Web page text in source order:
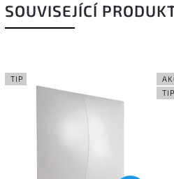
SOUVISEJÍCÍ
TIP
TIP